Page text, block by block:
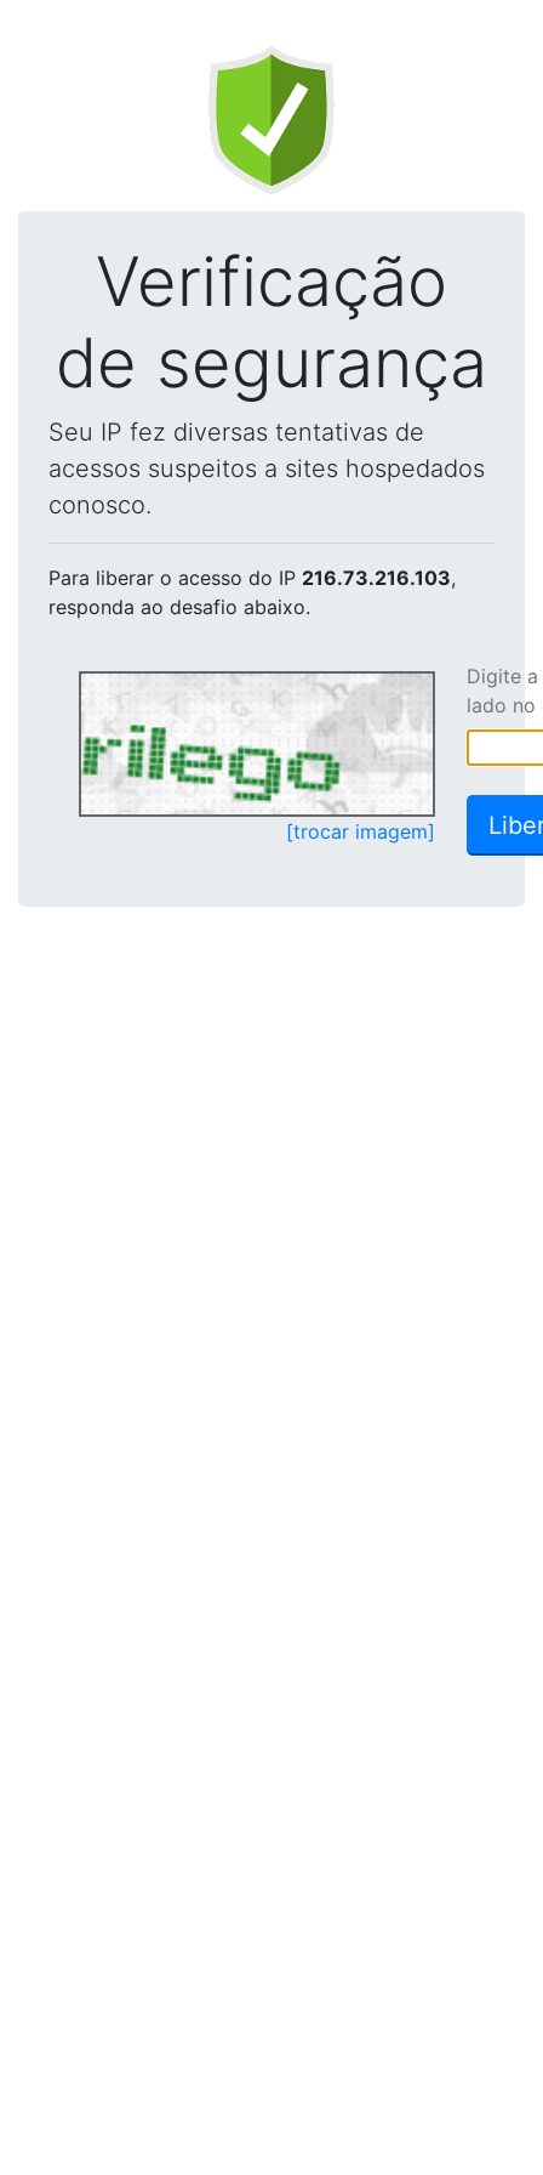
Verificação
de segurança
Seu IP fez diversas tentativas de
acessos suspeitos a sites hospedados
conosco.
Para liberar o acesso do IP 216.73.216.103,
responda ao desafio abaixo.
[trocar imagem]
Digite
lado no